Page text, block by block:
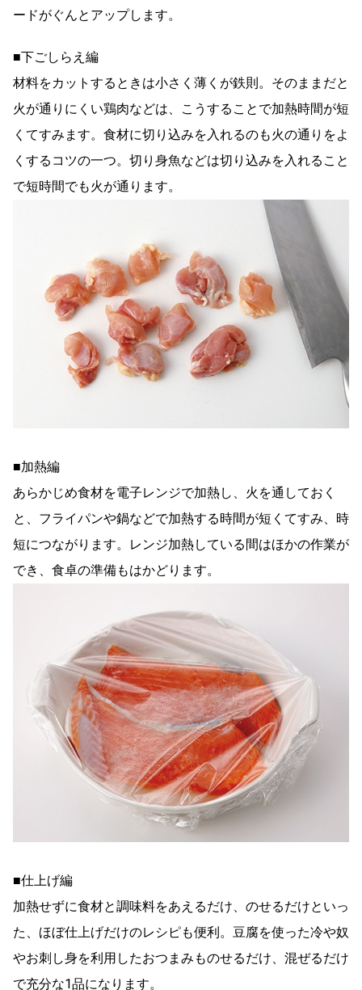
ードがぐんとアップします。
■下ごしらえ編
材料をカットするときは小さく薄くが鉄則。そのままだと
火が通りにくい鶏肉などは、こうすることで加熱時間が短
くてすみます。食材に切り込みを入れるのも火の通りをよ
くするコツの一つ。切り身魚などは切り込みを入れること
で短時間でも火が通ります。
■加熱編
あらかじめ食材を電子レンジで加熱し、火を通しておく
と、フライパンや鍋などで加熱する時間が短くてすみ、時
短につながります。レンジ加熱している間はほかの作業が
でき、食卓の準備もはかどります。
■仕上げ編
加熱せずに食材と調味料をあえるだけ、のせるだけといっ
た、ほぼ仕上げだけのレシピも便利。豆腐を使った冷や奴
やお刺し身を利用したおつまみものせるだけ、混ぜるだけ
で充分な1品になります。